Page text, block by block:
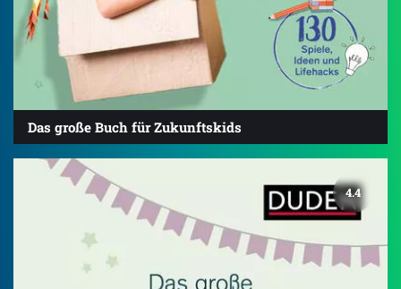
Das große Buch für Zukunftskids
4.4